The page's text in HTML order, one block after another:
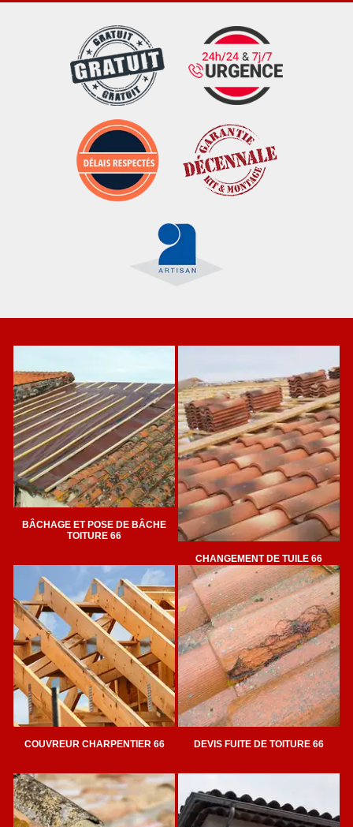
BÂCHAGE ET POSE DE BÂCHE
TOITURE 66
CHANGEMENT DE TUILE 66
COUVREUR CHARPENTIER 66 DEVIS FUITE DE TOITURE 66